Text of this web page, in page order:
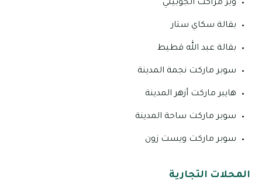
وبر مراكت الجوبيلي
بقالة سكاي ستار
بقالة عبد الله قطيط
سوبر ماركت نجمة المدينة
هايبر ماركت أزهر المدينة
سوبر ماركت ساحة المدينة
سوبر ماركت ويست زون
المحلات التجارية